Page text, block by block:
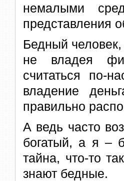
немалыми
представления
Бедный
не владея
считаться по-
владение
правильно
А ведь часто
богатый, а я –
тайна, что-то
знают бедные.